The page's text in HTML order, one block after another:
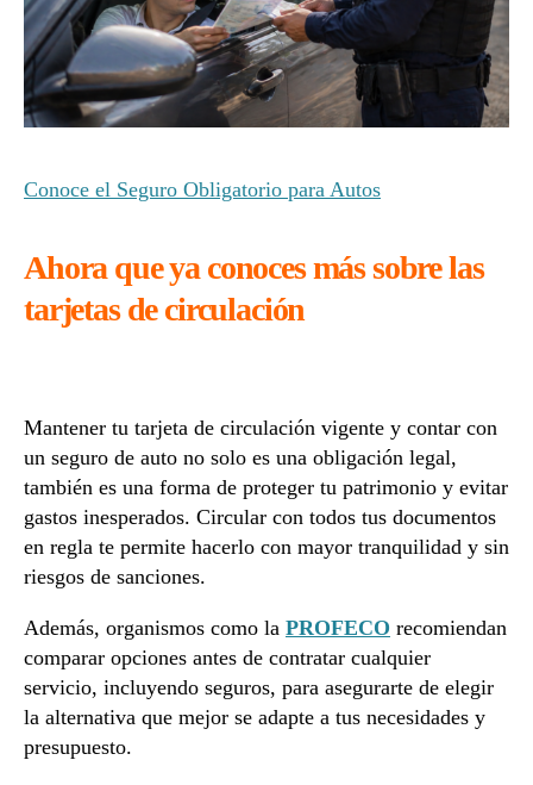
Conoce el Seguro Obligatorio para Autos
Ahora que ya conoces más sobre las
tarjetas de circulación
Mantener tu tarjeta de circulación vigente y contar con
un seguro de auto no solo es una obligación legal,
también es una forma de proteger tu patrimonio y evitar
gastos inesperados. Circular con todos tus documentos
en regla te permite hacerlo con mayor tranquilidad y sin
riesgos de sanciones.
Además, organismos como la PROFECO recomiendan
comparar opciones antes de contratar cualquier
servicio, incluyendo seguros, para asegurarte de elegir
la alternativa que mejor se adapte a tus necesidades y
presupuesto.